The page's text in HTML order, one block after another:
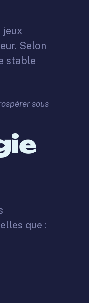
jeux
Selon
stable
sous
que :